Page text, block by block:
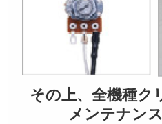
その上、全機種ク
メンテナン